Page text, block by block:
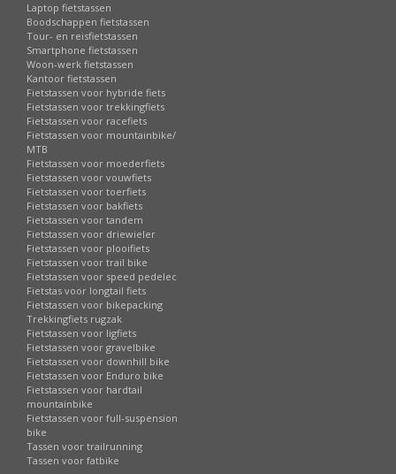
Laptop fietstassen
Boodschappen fietstassen
Tour- en reisfietstassen
Smartphone fietstassen
Woon-werk fietstassen
Kantoor fietstassen
Fietstassen voor hybride fiets
Fietstassen voor trekkingfiets
Fietstassen voor racefiets
Fietstassen voor mountainbike/
MTB
Fietstassen voor moederfiets
Fietstassen voor vouwfiets
Fietstassen voor toerfiets
Fietstassen voor bakfiets
Fietstassen voor tandem
Fietstassen voor driewieler
Fietstassen voor plooifiets
Fietstassen voor trail bike
Fietstassen voor speed pedelec
Fietstas voor longtail fiets
Fietstassen voor bikepacking
Trekkingfiets rugzak
Fietstassen voor ligfiets
Fietstassen voor gravelbike
Fietstassen voor downhill bike
Fietstassen voor Enduro bike
Fietstassen voor hardtail
mountainbike
Fietstassen voor full-suspension
bike
Tassen voor trailrunning
Tassen voor fatbike